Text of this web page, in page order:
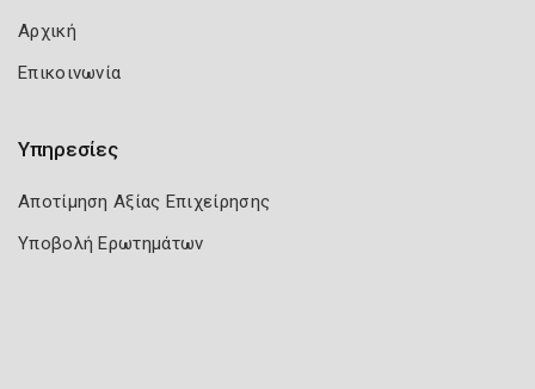
Αρχική
Επικοινωνία
Υπηρεσίες
Αποτίμηση Αξίας Επιχείρησης
Υποβολή Ερωτημάτων